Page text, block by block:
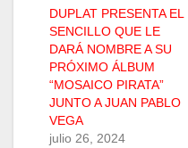
DUPLAT PRESENTA EL
SENCILLO QUE LE
DARÁ NOMBRE A SU
PRÓXIMO ÁLBUM
“MOSAICO PIRATA”
JUNTO A JUAN PABLO
VEGA
julio 26, 2024